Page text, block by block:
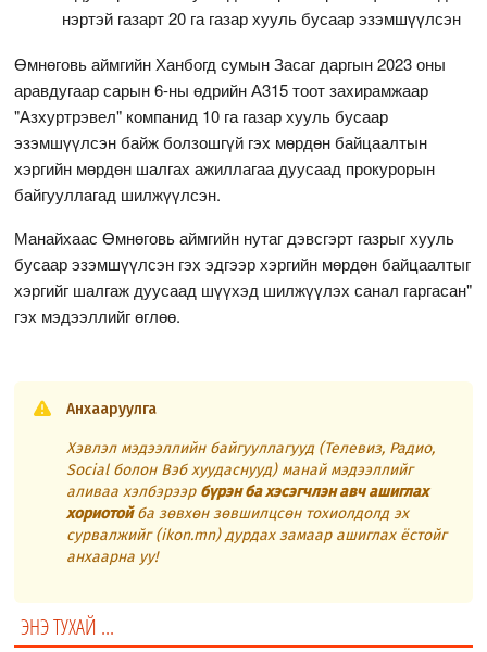
нэртэй газарт 20 га газар хууль бусаар эзэмшүүлсэн
Өмнөговь аймгийн Ханбогд сумын Засаг даргын 2023 оны
аравдугаар сарын 6-ны өдрийн А315 тоот захирамжаар
"Азхуртрэвел" компанид 10 га газар хууль бусаар
эзэмшүүлсэн байж болзошгүй гэх мөрдөн байцаалтын
хэргийн мөрдөн шалгах ажиллагаа дуусаад прокурорын
байгууллагад шилжүүлсэн.
Манайхаас Өмнөговь аймгийн нутаг дэвсгэрт газрыг хууль
бусаар эзэмшүүлсэн гэх эдгээр хэргийн мөрдөн байцаалтыг
хэргийг шалгаж дуусаад шүүхэд шилжүүлэх санал гаргасан"
гэх мэдээллийг өглөө.
Анхааруулга
Хэвлэл мэдээллийн байгууллагууд (Телевиз, Радио,
Social болон Вэб хуудаснууд) манай мэдээллийг
аливаа хэлбэрээр бүрэн ба хэсэгчлэн авч ашиглах
хориотойба зөвхөн зөвшилцсөн тохиолдолд эх
сурвалжийг (ikon.mn) дурдах замаар ашиглах ёстойг
анхаарна уу!
ЭНЭ ТУХАЙ ...